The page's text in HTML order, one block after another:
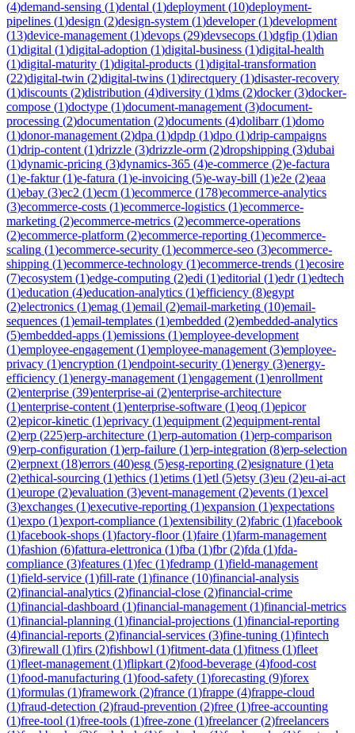
(4)demand-sensing (1)dental (1)deployment (10)deployment-
pipelines (1)design (2)design-system (1)developer(1)development
(13)device-management (1)devops (29)devsecops (1)dgfip (1)dian
(1)digital (1)digital-adoption (1)digital-business (1)digital-health
(1)digital-maturity (1)digital-products (1)digital-transformation
(22)digital-twin (2)digital-twins (1)directquery (1)disaster-recovery
(1)discounts (2)distribution (4)diversity (1)dms (2)docker(3)docker-
compose (1)doctype (1)document-management (3)document-
processing (2)documentation (2)documents (4)dolibarr(1)domo
(1)donor-management (2)dpa (1)dpdp (1)dpo (1)drip-campaigns
(1)drip-content (1)drizzle (3)drizzle-orm (2)dropshipping (3)dubai
(1)dynamic-pricing (3)dynamics-365 (4)e-commerce (2)e-factura
(1)e-faktur(1)e-fatura (1)e-invoicing (5)e-way-bill (1)e2e (2)eaa
(1)ebay (3)ec2 (1)ecm (1)ecommerce (178)ecommerce-analytics
(3)ecommerce-costs (1)ecommerce-logistics (1)ecommerce-
marketing (2)ecommerce-metrics (2)ecommerce-operations
(2)ecommerce-platform (2)ecommerce-reporting (1)ecommerce-
scaling (1)ecommerce-security (1)ecommerce-seo (3)ecommerce-
shipping (1)ecommerce-technology (1)ecommerce-trends (1)ecosire
(7)ecosystem (1)edge-computing (2)edi (1)editorial (1)edr(1)edtech
(1)education (4)education-analytics (1)efficiency (8)egypt
(2)electronics (1)emag (1)email (2)email-marketing (10)email-
sequences (1)email-templates (1)embedded (2)embedded-analytics
(5)embedded-apps (1)emissions (1)employee-development
(1)employee-engagement (1)employee-management (3)employee-
privacy (1)encryption (1)endpoint-security (1)energy (3)energy-
efficiency (1)energy-management (1)engagement (1)enrollment
(2)enterprise (39)enterprise-ai (2)enterprise-architecture
(1)enterprise-content (1)enterprise-software (1)eoq (1)epicor
(2)epicor-kinetic (1)eprivacy (1)equipment (2)equipment-rental
(2)erp (225)erp-architecture (1)erp-automation (1)erp-comparison
(9)erp-configuration (1)erp-failure (1)erp-integration (8)erp-selection
(2)erpnext (18)errors (40)esg (5)esg-reporting (2)esignature (1)eta
(2)ethical-sourcing (1)ethics (1)etims (1)etl (5)etsy (3)eu (2)eu-ai-act
(1)europe (2)evaluation (3)event-management (2)events (1)excel
(3)exchanges (1)executive-reporting (1)expansion (1)expectations
(1)expo (1)export-compliance (1)extensibility (2)fabric (1)facebook
(1)facebook-shops (1)factory-floor(1)faire (1)farm-management
(1)fashion (6)fattura-elettronica (1)fba (1)fbr(2)fda (1)fda-
compliance (3)features (1)fec (1)fedramp (1)field-management
(1)field-service (1)fill-rate (1)finance (10)financial-analysis
(2)financial-analytics (2)financial-close (2)financial-crime
(1)financial-dashboard (1)financial-management (1)financial-metrics
(1)financial-planning (1)financial-projections (1)financial-reporting
(4)financial-reports (2)financial-services (3)fine-tuning (1)fintech
(3)firewall (1)firs (2)fishbowl (1)fitment-data (1)fitness (1)fleet
(1)fleet-management (1)flipkart (2)food-beverage (4)food-cost
(1)food-manufacturing (1)food-safety (1)forecasting (9)forex
(1)formulas (1)framework (2)france (1)frappe (4)frappe-cloud
(1)fraud-detection (2)fraud-prevention (2)free (1)free-accounting
(1)free-tool (1)free-tools (1)free-zone (1)freelancer(2)freelancers